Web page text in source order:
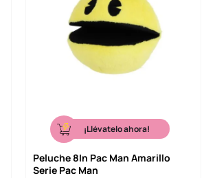
¡Llévatelo ahora!
Peluche 8In Pac Man Amarillo
Serie Pac Man